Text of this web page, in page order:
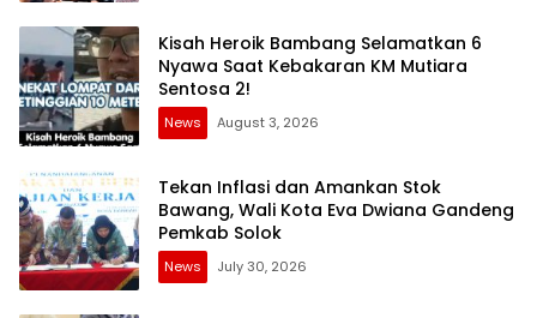
Kisah Heroik Bambang Selamatkan 6
Nyawa Saat Kebakaran KM Mutiara
Sentosa 2!
News August 3, 2026
Tekan Inflasi dan Amankan Stok
Bawang, Wali Kota Eva Dwiana Gandeng
Pemkab Solok
News July 30, 2026